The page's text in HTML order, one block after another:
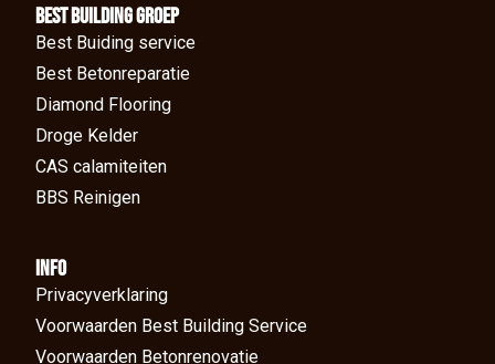
BEst Building groep
Best Buiding service
Best Betonreparatie
Diamond Flooring
Droge Kelder
CAS calamiteiten
BBS Reinigen
Info
Privacyverklaring
Voorwaarden Best Building Service
Voorwaarden Betonrenovatie